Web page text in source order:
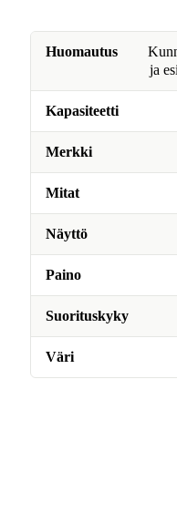
Huomautus
ja
Kapasiteetti
Merkki
Mitat
Näyttö
Paino
Suorituskyky
Väri